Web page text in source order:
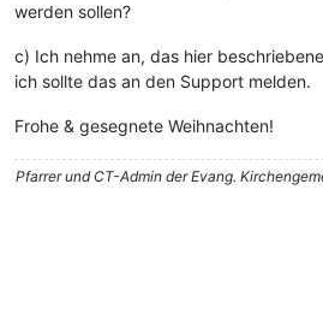
werden sollen?
c) Ich nehme an, das hier
ich sollte das an den Support melden.
Frohe & gesegnete Weihnachten!
Pfarrer und CT-Admin der Evang.